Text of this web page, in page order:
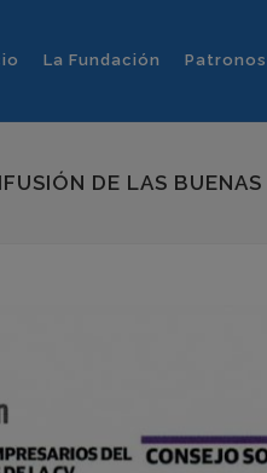
La Fundación Patronos
DE LAS